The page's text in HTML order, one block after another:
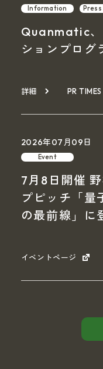
Information
Quanmatic、
ションプログ
詳細 PR TIMES
2026年07月09日
Event
7月8日開催
プピッチ「量
の最前線」に
イベントページ